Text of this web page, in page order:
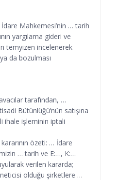
Mahkemesi’nin … tarih
yargılama gideri ve
temyizen incelenerek
da bozulması
tarafından, …
Bütünlüğü’nün satışına
ihale işleminin iptali
özeti: … İdare
… tarih ve E:…, K:…
verilen kararda;
olduğu şirketlere …